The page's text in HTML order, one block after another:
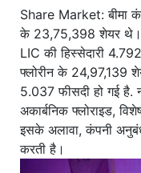
Share Market: बीमा
के 23,75,398 शेयर थे।
LIC की हिस्सेदारी
फ्लोरीन के 24,97,139
5.037 फीसदी हो गई है.
अकार्बनिक फ्लोराइड,
इसके अलावा, कंपनी
करती है।